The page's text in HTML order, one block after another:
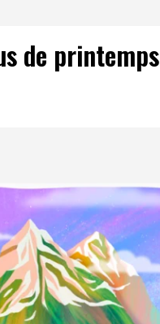
de printemps